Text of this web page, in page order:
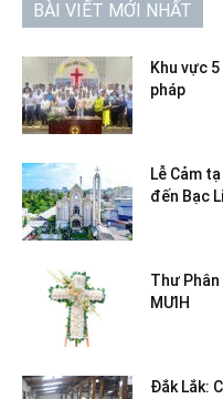
BÀI VIẾT MỚI NHẤT
Khu vực
pháp
Lễ Cảm
đến Bạc
Thư Phân
MƯIH
Đắk Lắk: